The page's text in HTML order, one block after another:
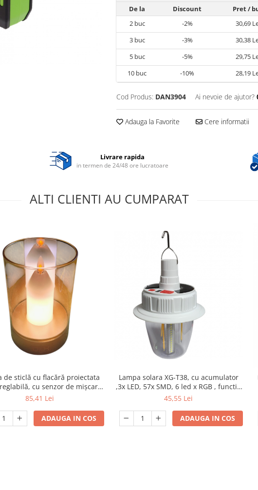
De la
Discount Pret/
2buc -2% 30,69
3buc -3% 30,38
5buc -5% 29,75
10 buc -10% 28,19
Cod Produs: DAN3904 Ai nevoie de ajutor?
Adauga la Favorite Cere informatii
Livrare rapida
in termen de 24/48 ore lucratoare
ALTI CLIENTI AU CUMPARAT
de sticlă cu flacără proiectata
cu senzor de mișcare,
lumină de noapte fără fir,
cafenea, lanternă de masă
cu lumină caldă
85,41 Lei
ADAUGA IN COS
Lampa solara XG-T38, cu acumulator
,3x LED, 57x SMD, 6 led x RGB , functie
de incarcare, carlig fixare
45,55 Lei
ADAUGA IN COS